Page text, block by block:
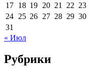
17 18 19 20 21 22 23
24 25 26 27 28 29 30
31
« Июл
Рубрики